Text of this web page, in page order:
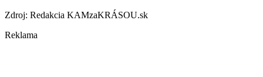
Zdroj: Redakcia KAMzaKRÁSOU.sk
Reklama